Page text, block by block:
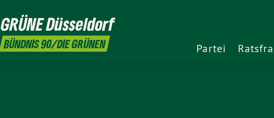
GRÜNEDüsseldorf
BÜNDNIS 90/DIE GRÜNEN Partei